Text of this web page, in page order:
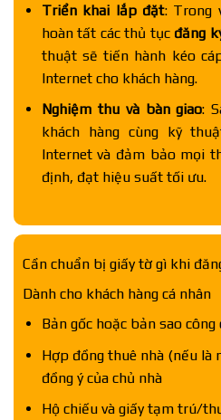
Triển khai lắp đặt: Trong
hoàn tất các thủ tục đăng
thuật sẽ tiến hành kéo
Internet cho khách hàng.
Nghiệm thu và bàn giao:
khách hàng cùng kỹ
Internet và đảm bảo mọi
định, đạt hiệu suất tối ưu.
Cần chuẩn bị giấy tờ gì khi
Dành cho khách hàng cá nhân
Bản gốc hoặc bản sao công
Hợp đồng thuê nhà (nếu là
đồng ý của chủ nhà
Hộ chiếu và giấy tạm trú/